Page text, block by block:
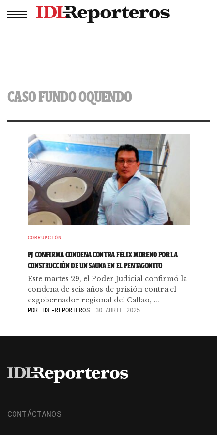
CASO FUNDO OQUENDO
CORRUPCIÓN
PJ CONFIRMA CONDENA CONTRA FÉLIX MORENO POR LA
CONSTRUCCIÓN DE UN SAUNA EN EL PENTAGONITO
Este martes 29, el Poder Judicial confirmó la
condena de seis años de prisión contra el
exgobernador regional del Callao, ...
POR IDL-REPORTEROS 30 ABRIL 2025
CONTÁCTANOS